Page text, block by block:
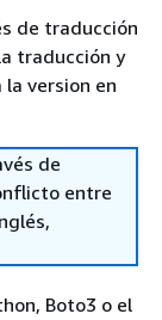
de traducción
traducción y
version en
de
entre
Boto3 o el